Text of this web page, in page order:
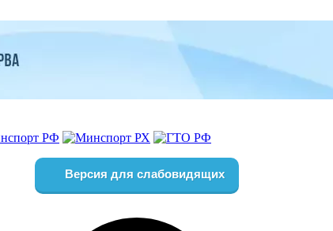
Версия для слабовидящих